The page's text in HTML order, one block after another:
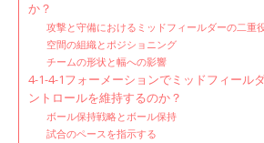
か？
攻撃と守備におけるミッドフィールダーの二重
空間の組織とポジショニング
チームの形状と幅への影響
4-1-4-1フォーメーションでミッドフィール
ントロールを維持するのか？
ボール保持戦略とボール保持
試合のペースを指示する